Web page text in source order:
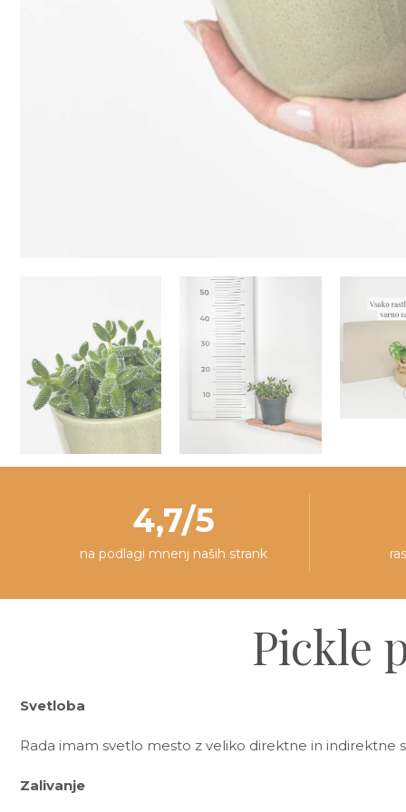
4,7/5
na podlagi mnenj naših strank
Pickle
Svetloba
Rada imam svetlo mesto z veliko direktne in
Zalivanje